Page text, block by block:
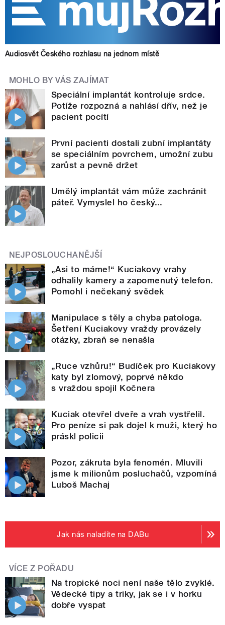
Audiosvět Českého rozhlasu na jednom místě
MOHLO BY VÁS ZAJÍMAT
Speciální implantát kontroluje srdce.
Potíže rozpozná a nahlásí dřív, než je
pacient pocítí
První pacienti dostali zubní implantáty
se speciálním povrchem, umožní zubu
zarůst a pevně držet
Umělý implantát vám může zachránit
páteř. Vymyslel ho český...
NEJPOSLOUCHANĚJŠÍ
„Asi to máme!“ Kuciakovy vrahy
odhalily kamery a zapomenutý telefon.
Pomohl i nečekaný svědek
Manipulace s těly a chyba patologa.
Šetření Kuciakovy vraždy provázely
otázky, zbraň se nenašla
„Ruce vzhůru!“ Budíček pro Kuciakovy
katy byl zlomový, poprvé někdo
s vraždou spojil Kočnera
Kuciak otevřel dveře a vrah vystřelil.
Pro peníze si pak dojel k muži, který ho
práskl policii
Pozor, zákruta byla fenomén. Mluvili
jsme k milionům posluchačů, vzpomíná
Luboš Machaj
Jak nás naladíte na DABu
VÍCE Z POŘADU
Na tropické noci není naše tělo zvyklé.
Vědecké tipy a triky, jak se i v horku
dobře vyspat